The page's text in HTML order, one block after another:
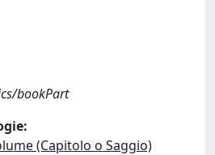
bookPart
(Capitolo o Saggio)